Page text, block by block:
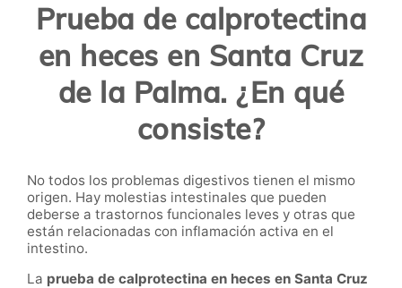
Prueba de calprotectina
en heces en Santa Cruz
de la Palma. ¿En qué
consiste?
No todos los problemas digestivos tienen el mismo
origen. Hay molestias intestinales que pueden
deberse a trastornos funcionales leves y otras que
están relacionadas con inflamación activa en el
intestino.
La prueba de calprotectina en heces en Santa Cruz